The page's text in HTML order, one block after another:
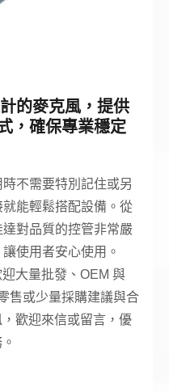
的麥克風，提供
，確保專業穩定
不需要特別記住或另
能輕鬆搭配設備。從
對品質的控管非常嚴
使用者安心使用。
大量批發、OEM 與
售或少量採購建議與合
歡迎來信或留言，優